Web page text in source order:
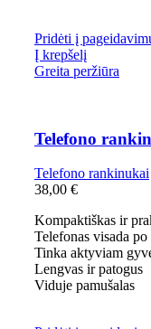
Pridėti į
Į krepšelį
Greita peržiūra
Telefono
Telefono rankinukai
38,00 €
Kompaktiškas ir
Telefonas visada po
Tinka aktyviam
Lengvas ir patogus
Viduje pamušalas